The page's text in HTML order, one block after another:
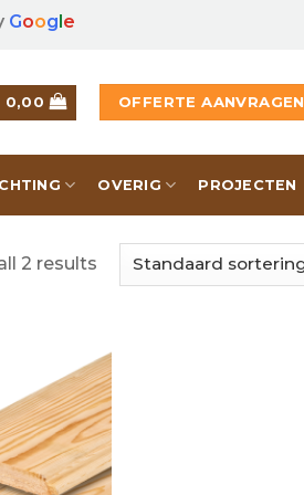
Google
0,00 OFFERTE AANVRAGEN
OVERIG PROJECTEN
2 results